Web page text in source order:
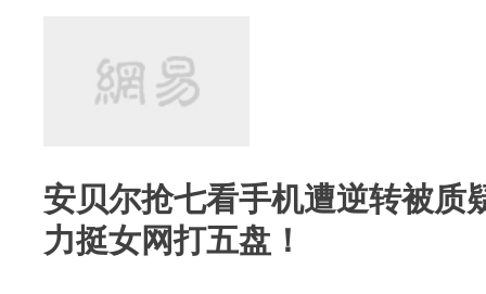
安贝尔抢七看手机遭逆转被质
力挺女网打五盘！